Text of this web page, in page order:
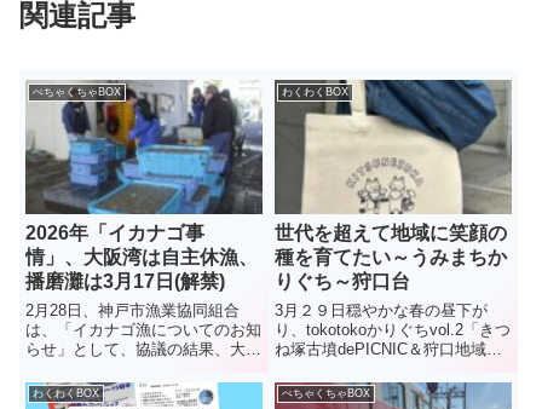
関連記事
ぺちゃくちゃBOX
2026年「イカナゴ事
情」、大阪湾は自主休漁、
播磨灘は3月17日(解禁)
2月28日、神戸市漁業協同組合
は、「イカナゴ漁についてのお知
らせ」として、協議の結果、大阪
カナゴ漁は、3年連続で自主休漁
わくわくBOX
世代を超えて地域に笑顔の
種を育てたい～うみまちか
りぐち～狩口台
3月２９日穏やかな春の昼下が
り、tokotokoかりぐちvol.2「きつ
ね塚古墳dePICNIC＆狩口地域セ
た。主催するのは、うみまちかり
わくわくBOX ぺちゃくちゃBOX